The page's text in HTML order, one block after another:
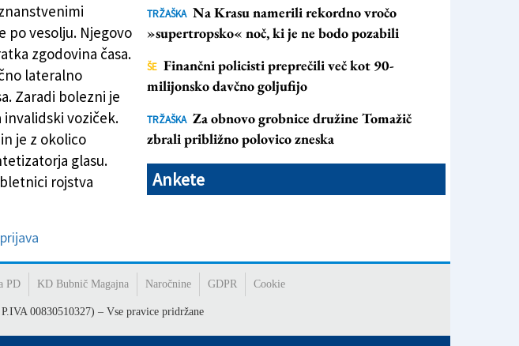
po vesolju. Njegovo
zgodovina časa.
lateralno
Zaradi bolezni je
voziček.
je z okolico
glasu.
rojstva
TRŽAŠKA Na Krasu namerili rekordno vročo
»supertropsko« noč, ki je ne bodo pozabili
ŠE Finančni policisti preprečili več kot 90-
milijonsko davčno goljufijo
TRŽAŠKA Za obnovo grobnice družine Tomažič
zbrali približno polovico zneska
Ankete
PD KD Bubnič Magajna Naročnine GDPR Cookie
00830510327) – Vse pravice pridržane